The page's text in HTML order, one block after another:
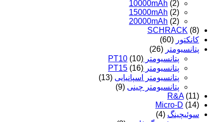
10000mAh (2)
15000mAh (2)
20000mAh (2)
SCHRACK (8)
کانکتور (60)
پتانسیومتر (26)
پتانسیومتر PT10 (10)
پتانسیومتر PT15 (16)
پتانسیومتر اسپانیایی (13)
پتانسیومتر چینی (9)
R&A (11)
Micro-D (14)
سوئیچینگ (4)